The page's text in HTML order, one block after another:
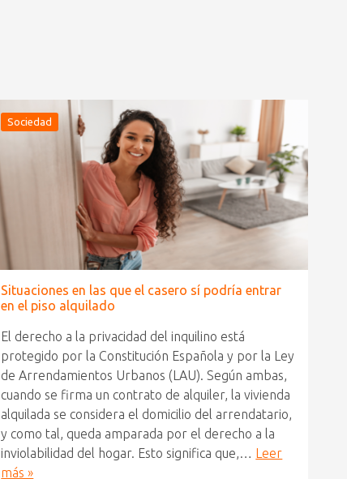
Sociedad
Situaciones en las que el casero sí podría entrar
en el piso alquilado
El derecho a la privacidad del inquilino está
protegido por la Constitución Española y por la Ley
de Arrendamientos Urbanos (LAU). Según ambas,
cuando se firma un contrato de alquiler, la vivienda
alquilada se considera el domicilio del arrendatario,
y como tal, queda amparada por el derecho a la
inviolabilidad del hogar. Esto significa que,… Leer
más »